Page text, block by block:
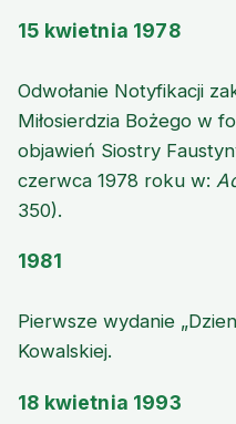
15 kwietnia 1978
Odwołanie Notyfikacji
Miłosierdzia Bożego w
objawień Siostry
czerwca 1978 roku w:
350).
1981
Pierwsze wydanie
Kowalskiej.
18 kwietnia 1993